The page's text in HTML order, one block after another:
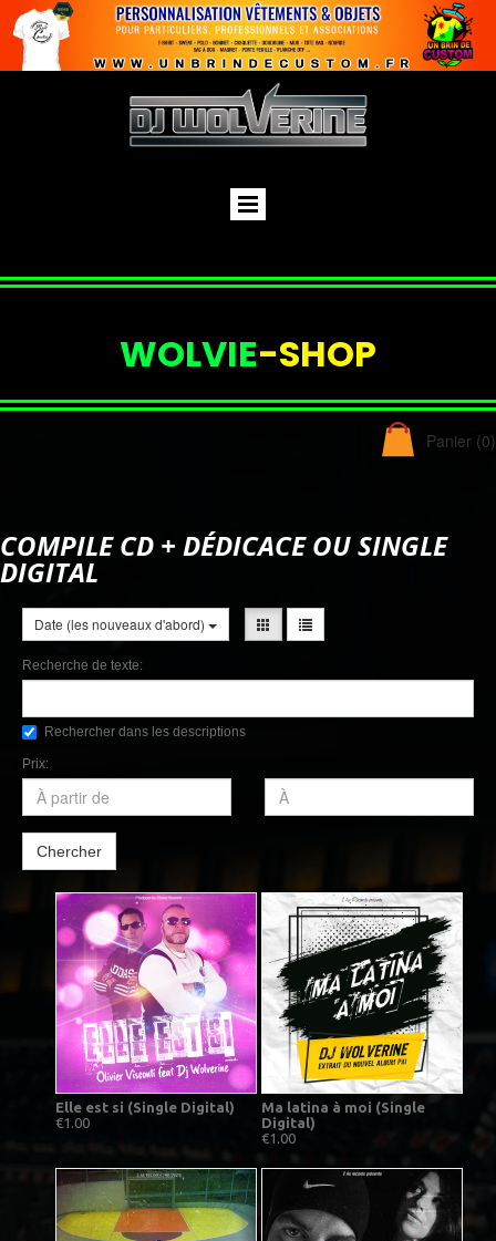
WOLVIE-SHOP
Panier (0)
COMPILE CD + DÉDICACE OU SINGLE
DIGITAL
Date (les nouveaux d'abord)
Recherche de texte:
Rechercher dans les descriptions
Prix:
Chercher
Elle est si (Single Digital)
€1.00
Ma latina à moi (Single
Digital)
€1.00